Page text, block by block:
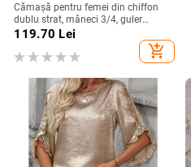
Cămașă pentru femei din chiffon
dublu strat, mâneci 3/4, guler
rotund, croială lejeră, lungime
119.70 Lei
add_shopping_cart